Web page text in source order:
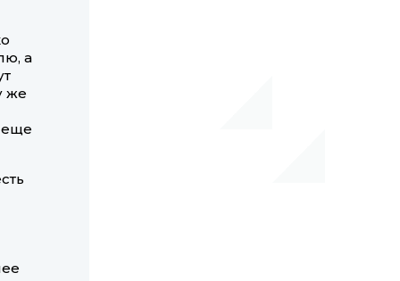
а
же
еще